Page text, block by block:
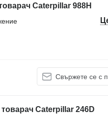
Caterpillar 988H
Свържете се с
Caterpillar 246D